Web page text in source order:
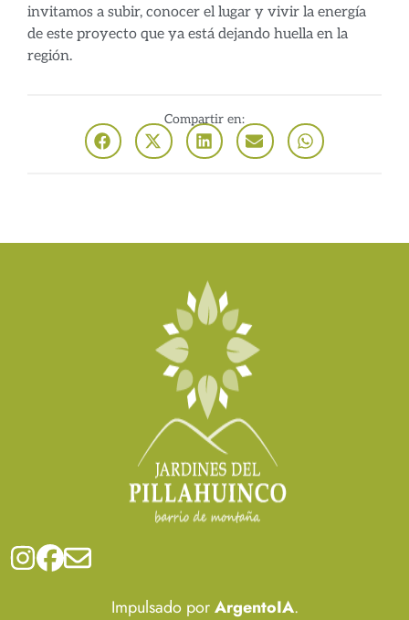
invitamos a subir, conocer el lugar y vivir la energía
de este proyecto que ya está dejando huella en la
región.
Compartir en:
Impulsado porArgentoIA.